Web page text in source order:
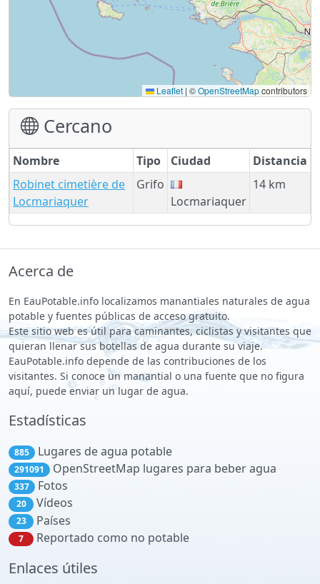
Leaflet | ©OpenStreetMapcontributors
Cercano
Nombre Tipo Ciudad
Distancia
Robinet cimetière de
Locmariaquer
Grifo
Locmariaquer
14 km
Acerca de
En EauPotable.info localizamos manantiales naturales de agua
potable y fuentes públicas de acceso gratuito.
Este sitio web es útil para caminantes, ciclistas y visitantes que
quieran llenar sus botellas de agua durante su viaje.
EauPotable.info depende de las contribuciones de los
visitantes. Si conoce un manantial o una fuente que no figura
aquí, puede enviar un lugar de agua.
Estadísticas
885 Lugares de agua potable
291091 OpenStreetMap lugares para beber agua
337 Fotos
20 Vídeos
23 Países
7 Reportado como no potable
Enlaces útiles